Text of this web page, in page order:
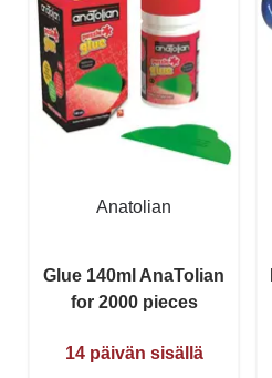
Anatolian
Glue 140ml AnaTolian
for 2000 pieces
14 päivän sisällä